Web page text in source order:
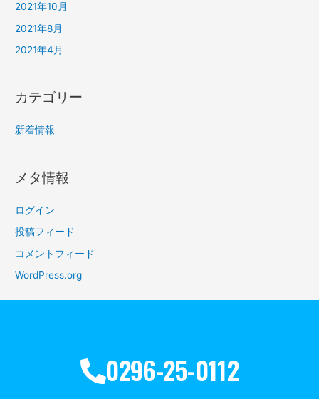
2021年10月
2021年8月
2021年4月
カテゴリー
新着情報
メタ情報
ログイン
投稿フィード
コメントフィード
WordPress.org
0296-25-0112